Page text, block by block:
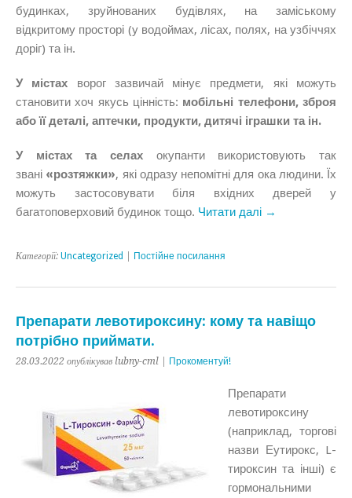
будинках, зруйнованих будівлях, на заміському
відкритому просторі (у водоймах, лісах, полях, на узбіччях
доріг) та ін.
У містах ворог зазвичай мінує предмети, які можуть
становити хоч якусь цінність: мобільні телефони, зброя
або її деталі, аптечки, продукти, дитячі іграшки та ін.
У містах та селах окупанти використовують так
звані «розтяжки», які одразу непомітні для ока людини. Їх
можуть застосовувати біля вхідних дверей у
багатоповерховий будинок тощо. Читати далі →
Категорії: Uncategorized Постійне посилання
Препарати левотироксину: кому та навіщо
потрібно приймати.
28.03.2022 опублікував lubny-cml | Прокоментуй!
Препарати
левотироксину
(наприклад, торгові
назви Еутирокс, L-
тироксин та інші) є
гормональними